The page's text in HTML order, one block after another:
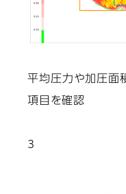
平均圧力や加圧面
項目を確認
3